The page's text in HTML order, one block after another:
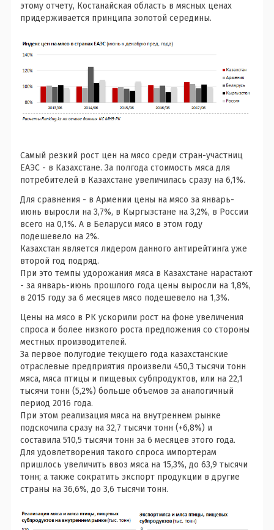
этому отчету, Костанайская область в мясных ценах
придерживается принципа золотой середины.
Самый резкий рост цен на мясо среди стран-участниц
ЕАЭС - в Казахстане. За полгода стоимость мяса для
потребителей в Казахстане увеличилась сразу на 6,1%.
Для сравнения - в Армении цены на мясо за январь-
июнь выросли на 3,7%, в Кыргызстане на 3,2%, в России
всего на 0,1%. А в Беларуси мясо в этом году
подешевело на 2%.
Казахстан является лидером данного антирейтинга уже
второй год подряд.
При это темпы удорожания мяса в Казахстане нарастают
- за январь-июнь прошлого года цены выросли на 1,8%,
в 2015 году за 6 месяцев мясо подешевело на 1,3%.
Цены на мясо в РК ускорили рост на фоне увеличения
спроса и более низкого роста предложения со стороны
местных производителей.
За первое полугодие текущего года казахстанские
отраслевые предприятия произвели 450,3 тысячи тонн
мяса, мяса птицы и пищевых субпродуктов, или на 22,1
тысячи тонн (5,2%) больше объемов за аналогичный
период 2016 года.
При этом реализация мяса на внутреннем рынке
подскочила сразу на 32,7 тысячи тонн (+6,8%) и
составила 510,5 тысячи тонн за 6 месяцев этого года.
Для удовлетворения такого спроса импортерам
пришлось увеличить ввоз мяса на 15,3%, до 63,9 тысячи
тонн; а также сократить экспорт продукции в другие
страны на 36,6%, до 3,6 тысячи тонн.